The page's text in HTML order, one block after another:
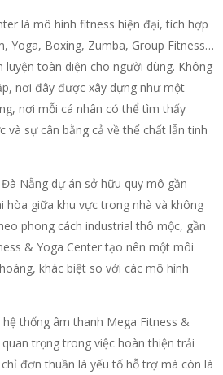
là mô hình fitness hiện đại, tích hợp
Yoga, Boxing, Zumba, Group Fitness…
toàn diện cho người dùng. Không
nơi đây được xây dựng như một
nơi mỗi cá nhân có thể tìm thấy
và sự cân bằng cả về thể chất lẫn tinh
Nẵng dự án sở hữu quy mô gần
hòa giữa khu vực trong nhà và không
phong cách industrial thô mộc, gần
& Yoga Center tạo nên một môi
khác biệt so với các mô hình
thống âm thanh Mega Fitness &
trọng trong việc hoàn thiện trải
đơn thuần là yếu tố hỗ trợ mà còn là